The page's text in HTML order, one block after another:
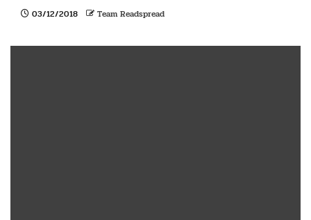
03/12/2018 Team Readspread